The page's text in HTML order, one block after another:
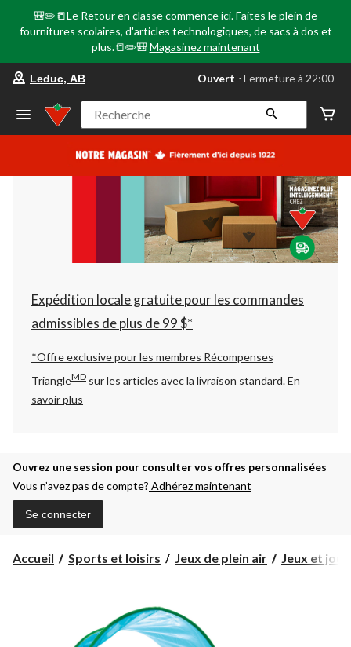
🎒✏️📒Le Retour en classe commence ici. Faites le plein de
fournitures scolaires, d'articles technologiques, de sacs à dos et
plus.📒✏️🎒 Magasinez maintenant
votre
préféré
Leduc,
AB,
courament
Fermeture
à
22:00
cliquer
pour
changer
Leduc, AB Ouvert ⋅ Fermeture à 22:00
Recherche
Expédition locale gratuite pour les commandes
admissibles de plus de 99 $*
*Offre exclusive pour les membres Récompenses
TriangleMD sur les articles avec la livraison standard.En
savoir plus
Ouvrez une session pour consulter vos offres personnalisées
Vous n’avez pas de compte? Adhérez maintenant
Se connecter
Accueil Sports et loisirs Jeux de plein air Jeux et